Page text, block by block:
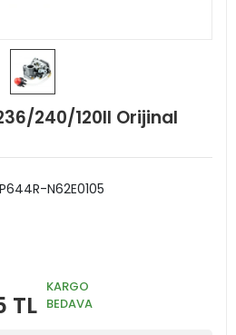
240/120II Orijinal
N62E0105
TL
KARGO
BEDAVA